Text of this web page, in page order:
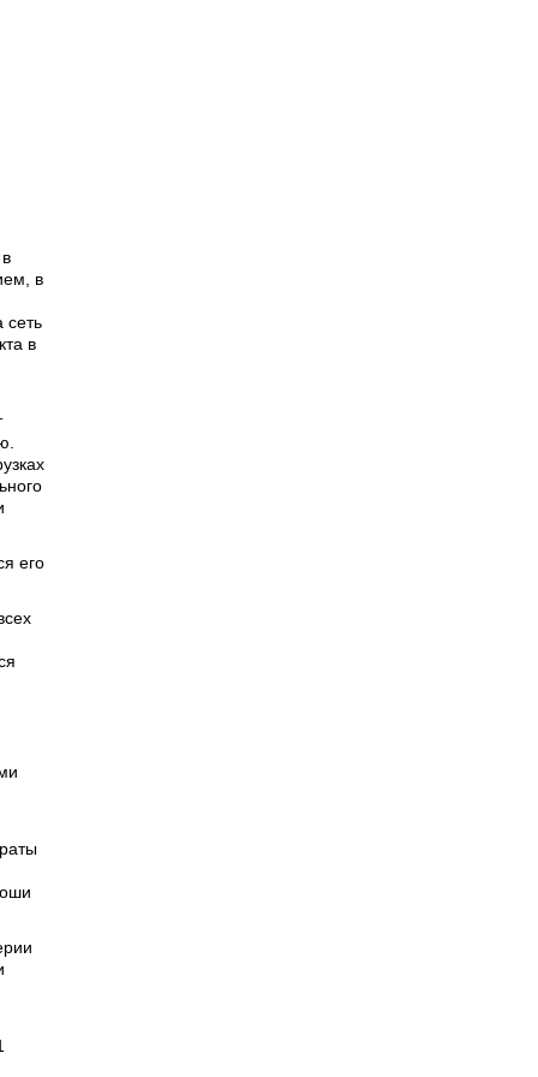
в
сеть
в
его